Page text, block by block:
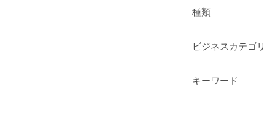
種類
ビジネスカテゴリ
キーワード